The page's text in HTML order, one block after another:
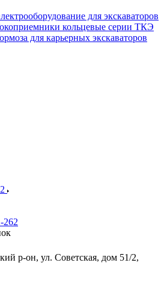
для экскаваторов
кольцевые серии ТКЭ
для карьерных экскаваторов
262
р-он, ул. Советская, дом 51/2,